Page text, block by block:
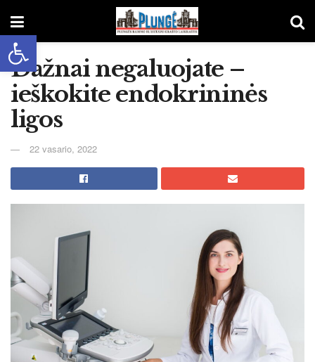
Open toolbar
Dažnai negaluojate –
ieškokite endokrininės
ligos
22 vasario, 2022